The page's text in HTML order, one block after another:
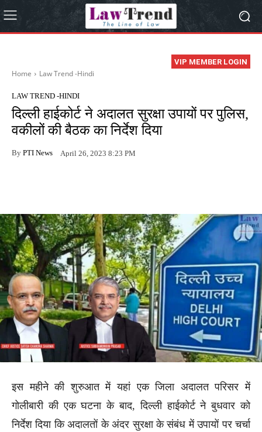
VIP MEMBER LOGIN
Home Law Trend -Hindi
LAW TREND -HINDI
दिल्ली हाईकोर्ट ने अदालत सुरक्षा उपायों पर पुलिस,
वकीलों की बैठक का निर्देश दिया
By PTI News April 26, 2023 8:23 PM
इस महीने की शुरुआत में यहां एक जिला अदालत परिसर में
गोलीबारी की एक घटना के बाद, दिल्ली हाईकोर्ट ने बुधवार को
निर्देश दिया कि अदालतों के अंदर सुरक्षा के संबंध में उपायों पर चर्चा